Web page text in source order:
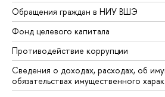
Обращения граждан в НИУ ВШЭ
Фонд целевого капитала
Противодействие коррупции
Сведения о доходах, расходах, об
обязательствах имущественного